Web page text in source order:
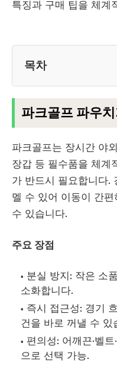
특징과 구매 팁을 체계
목차
파크골프 파우
파크골프는 장시간 야
장갑 등 필수품을 체계
가 반드시 필요합니다.
멜 수 있어 이동이 간
수 있습니다.
주요 장점
분실 방지: 작은 소
소화합니다.
즉시 접근성: 경기
건을 바로 꺼낼 수 있
편의성: 어깨끈·벨
으로 선택 가능.